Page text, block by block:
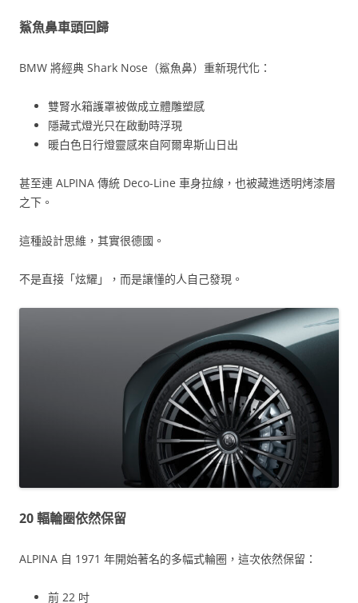
鯊魚鼻車頭回歸
BMW 將經典 Shark Nose（鯊魚鼻）重新現代化：
雙腎水箱護罩被做成立體雕塑感
隱藏式燈光只在啟動時浮現
暖白色日行燈靈感來自阿爾卑斯山日出
甚至連 ALPINA 傳統 Deco-Line 車身拉線，也被藏進透明烤漆層
之下。
這種設計思維，其實很德國。
不是直接「炫耀」，而是讓懂的人自己發現。
20 輻輪圈依然保留
ALPINA 自 1971 年開始著名的多幅式輪圈，這次依然保留：
前 22 吋